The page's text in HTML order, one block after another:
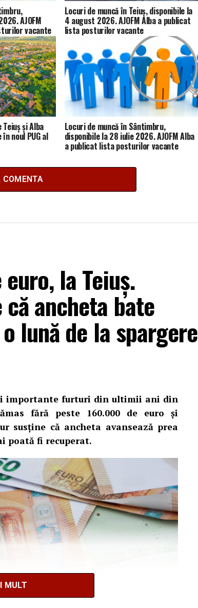
AJOFM
vacante
Locuri de muncă în Teiuș, disponibile la
4 august 2026. AJOFM Alba a publicat
lista posturilor vacante
și Alba
noul PUG al
Locuri de muncă în Sântimbru,
disponibile la 28 iulie 2026. AJOFM Alba
a publicat lista posturilor vacante
COMENTA
la Teiuș.
ancheta bate
lună de la spargere
importante furturi din ultimii ani din
fără peste 160.000 de euro și
susține că ancheta avansează prea
poată fi recuperat.
MULT